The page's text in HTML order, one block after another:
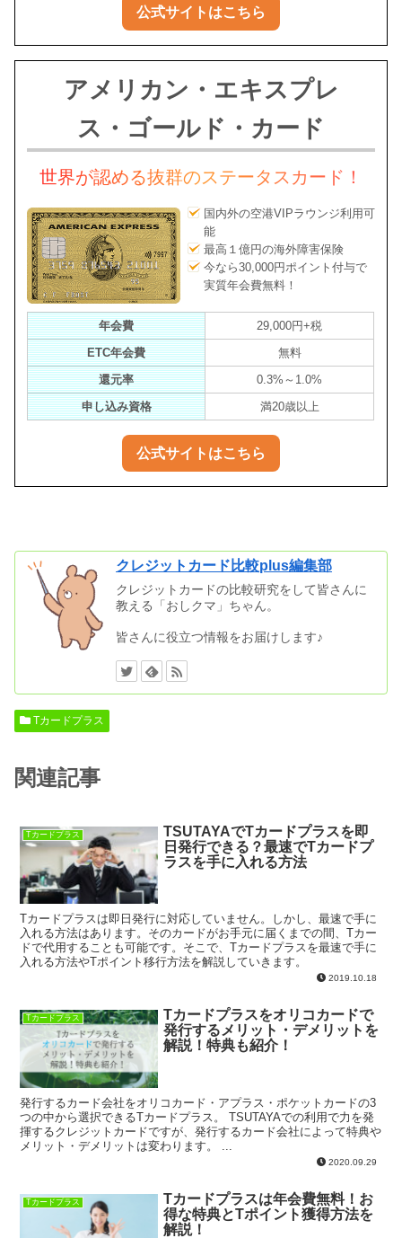
公式サイトはこちら
アメリカン・エキスプレ
ス・ゴールド・カード
世界が認める抜群のステータスカード！
国内外の空港VIPラウンジ利用可
能
最高１億円の海外障害保険
今なら30,000円ポイント付与で
実質年会費無料！
年会費
29,000円+税
ETC年会費
無料
還元率
0.3%～1.0%
申し込み資格
満20歳以上
公式サイトはこちら
クレジットカード比較plus編集部
クレジットカードの比較研究をして皆さんに
教える「おしクマ」ちゃん。
皆さんに役立つ情報をお届けします♪
Tカードプラス
関連記事
Tカードプラス
TSUTAYAでTカードプラスを即
日発行できる？最速でTカードプ
ラスを手に入れる方法
Tカードプラスは即日発行に対応していません。しかし、最速で手に
入れる方法はあります。そのカードがお手元に届くまでの間、Tカー
ドで代用することも可能です。そこで、Tカードプラスを最速で手に
入れる方法やTポイント移行方法を解説していきます。
2019.10.18
Tカードプラス
Tカードプラスをオリコカードで
発行するメリット・デメリットを
解説！特典も紹介！
発行するカード会社をオリコカード・アプラス・ポケットカードの3
つの中から選択できるTカードプラス。 TSUTAYAでの利用で力を発
揮するクレジットカードですが、発行するカード会社によって特典や
メリット・デメリットは変わります。 ...
2020.09.29
Tカードプラス
Tカードプラスは年会費無料！お
得な特典とTポイント獲得方法を
解説！